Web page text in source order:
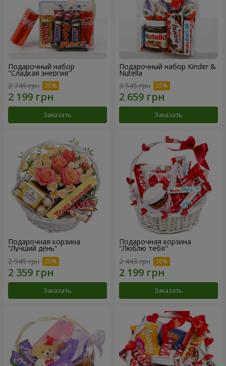
Подарочный набор
"Сладкая энергия"
2 749 грн
Заказать
Подарочный набор Kinder &
Nutella
3 545 грн
Заказать
Подарочная корзина
“Лучший день”
2 949 грн
Заказать
Подарочная корзина
"Люблю тебя"
2 443 грн
Заказать